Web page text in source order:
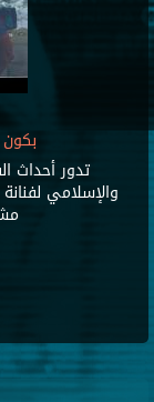
تدور أحداث
والإسلامي